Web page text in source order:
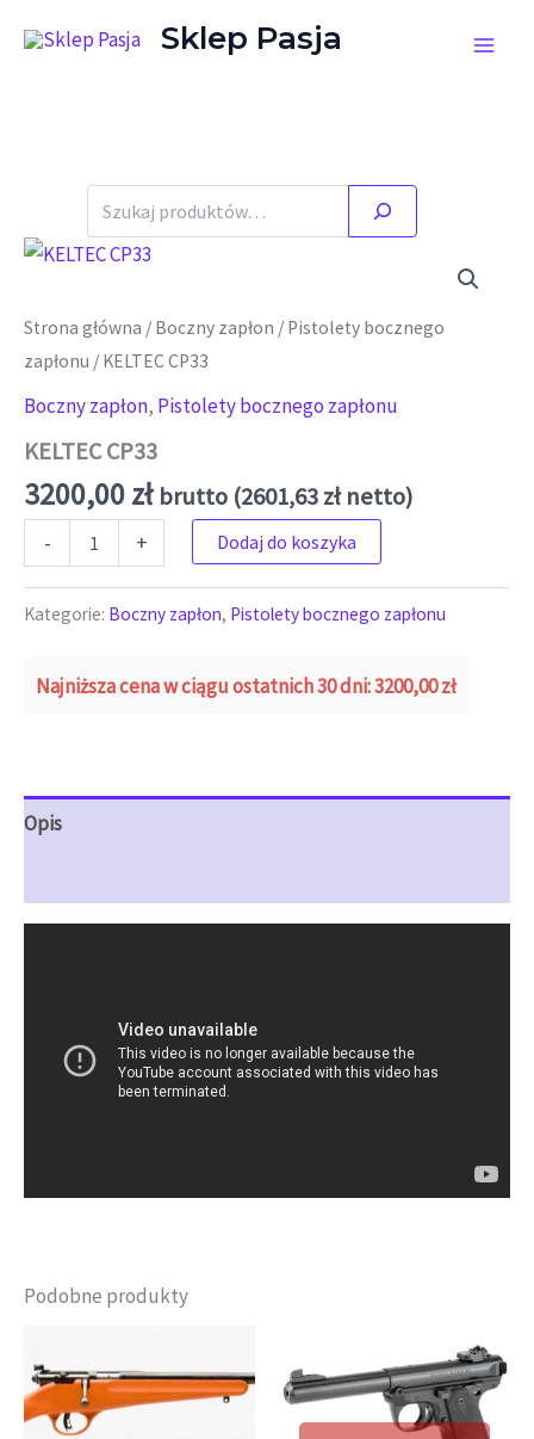
Sklep Pasja
Strona główna / Boczny zapłon / Pistolety bocznego
zapłonu / KELTEC CP33
Boczny zapłon, Pistolety bocznego zapłonu
KELTEC CP33
3200,00zł brutto (2601,63złnetto)
- + Dodaj do koszyka
Kategorie: Boczny zapłon, Pistolety bocznego zapłonu
Najniższa cena w ciągu ostatnich 30 dni:3200,00zł
Opis
Podobne produkty